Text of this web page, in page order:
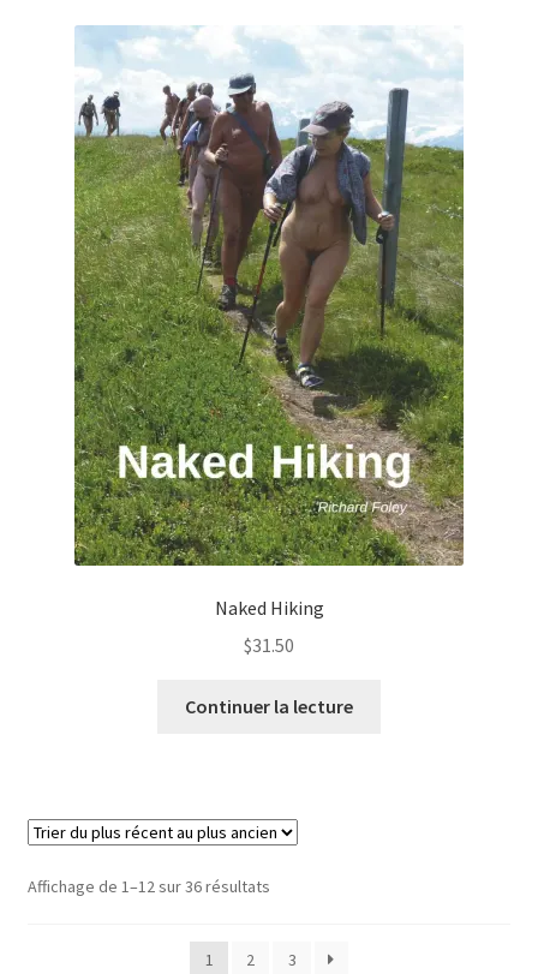
Naked Hiking
$31.50
Continuer la lecture
Affichage de 1–12 sur 36 résultatsTrié
récent
1 2 3